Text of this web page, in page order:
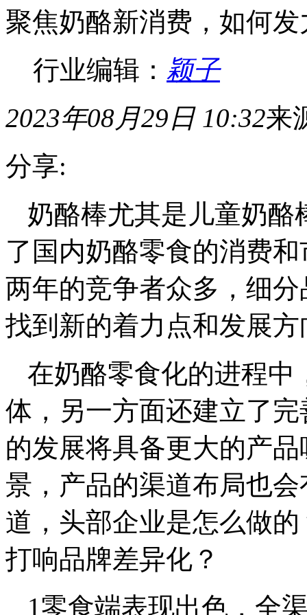
聚焦奶酪新消费，如何
行业编辑： 颖子
2023年08月29日 10:32来
分享:
奶酪棒尤其是儿童奶酪
了国内奶酪零食的消费
两年的竞争者众多，细
找到新的着力点和发展方
在奶酪零食化的进程中
体，另一方面还建立了
的发展将具备更大的产
景，产品的渠道布局也
道，头部企业是怎么做
打响品牌差异化？
1零食端表现出色，全